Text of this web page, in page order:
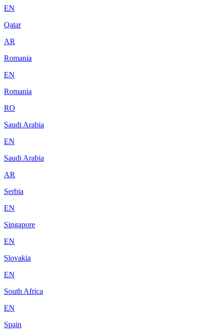
EN
Qatar
AR
Romania
EN
Romania
RO
Saudi Arabia
EN
Saudi Arabia
AR
Serbia
EN
Singapore
EN
Slovakia
EN
South Africa
EN
Spain